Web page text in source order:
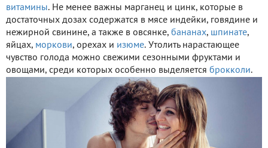
витамины. Не менее важны марганец и цинк, которые в
достаточных дозах содержатся в мясе индейки, говядине и
нежирной свинине, а также в овсянке, бананах, шпинате,
яйцах, моркови, орехах и изюме. Утолить нарастающее
чувство голода можно свежими сезонными фруктами и
овощами, среди которых особенно выделяется брокколи.